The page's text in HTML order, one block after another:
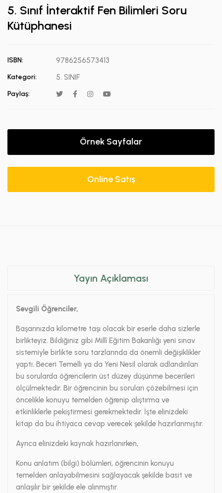
5. Sınıf İnteraktif Fen Bilimleri Soru
Kütüphanesi
ISBN: 9786256573413
Kategori: 5. SINIF
Paylaş:
Örnek Sayfalar
Online Satış
Yayın Açıklaması
Sevgili Öğrenciler,
Başarınızda kilometre taşı olacak bir eserle daha sizlerle
birlikteyiz. Bildiğiniz gibi Millî Eğitim Bakanlığı yeni sınav
sistemiyle birlikte soru tarzlarında da önemli değişiklikler
yaptı. Beceri Temelli ya da Yeni Nesil olarak adlandırılan
bu sorularda öğrencilerin üst düzey düşünme becerileri
ölçülmektedir. Bir öğrencinin bu soruları çözebilmesi için
öncelikle konuyu temelden öğrenip alıştırma ve
etkinliklerle pekiştirmesi gerekmektedir. İşte elinizdeki
kitap da bu ihtiyaca cevap verecek şekilde hazırlanmıştır.
Ayrıca elinizdeki kaynak hazırlanırken,
Konu anlatım (bilgi) bölümleri, öğrencinin konuyu
temelden anlayabilmesini sağlayacak şekilde basit ve
anlaşılır bir şekilde ele alınmıştır.